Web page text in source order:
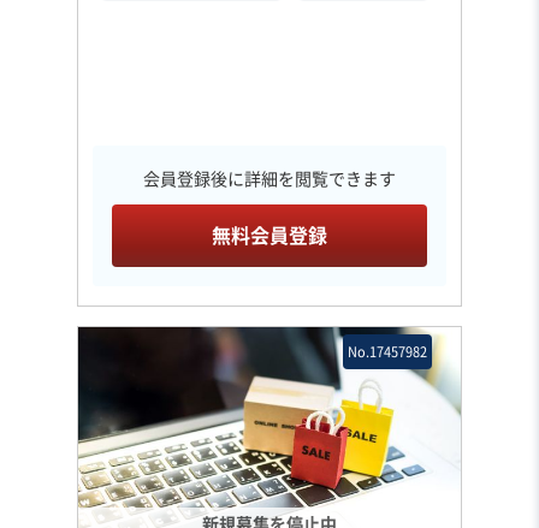
会員登録後に詳細を閲覧できます
無料会員登録
新規募集を停止中
No.17457982